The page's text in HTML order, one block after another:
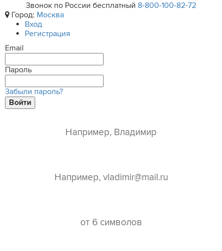
Звонок по России бесплатный 8-800-100-82-72
Город: Москва
Вход
Регистрация
Email
Пароль
Забыли пароль?
Войти